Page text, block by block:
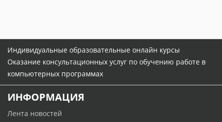
Индивидуальные образовательные онлайн курсы
Оказание консультационных услуг по обучению работе в
компьютерных программах
ИНФОРМАЦИЯ
Лента новостей